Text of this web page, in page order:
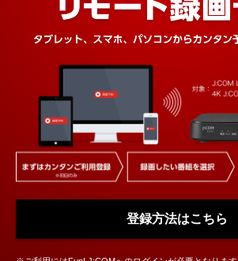
登録方法はこちら